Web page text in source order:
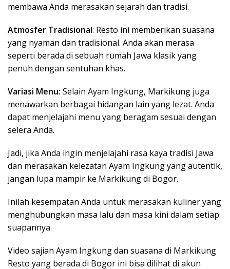
membawa Anda merasakan sejarah dan tradisi.
Atmosfer Tradisional: Resto ini memberikan suasana
yang nyaman dan tradisional. Anda akan merasa
seperti berada di sebuah rumah Jawa klasik yang
penuh dengan sentuhan khas.
Variasi Menu: Selain Ayam Ingkung, Markikung juga
menawarkan berbagai hidangan lain yang lezat. Anda
dapat menjelajahi menu yang beragam sesuai dengan
selera Anda.
Jadi, jika Anda ingin menjelajahi rasa kaya tradisi Jawa
dan merasakan kelezatan Ayam Ingkung yang autentik,
jangan lupa mampir ke Markikung di Bogor.
Inilah kesempatan Anda untuk merasakan kuliner yang
menghubungkan masa lalu dan masa kini dalam setiap
suapannya.
Video sajian Ayam Ingkung dan suasana di Markikung
Resto yang berada di Bogor ini bisa dilihat di akun